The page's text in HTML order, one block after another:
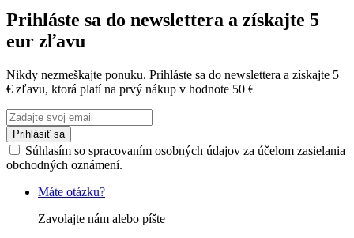
Prihláste sa do newslettera a získajte 5
eur zľavu
Nikdy nezmeškajte ponuku. Prihláste sa do newslettera a získajte 5
€ zľavu, ktorá platí na prvý nákup v hodnote 50 €
Prihlásiť sa
Súhlasím so spracovaním osobných údajov za účelom zasielania
obchodných oznámení.
Máte otázku?
Zavolajte nám alebo píšte